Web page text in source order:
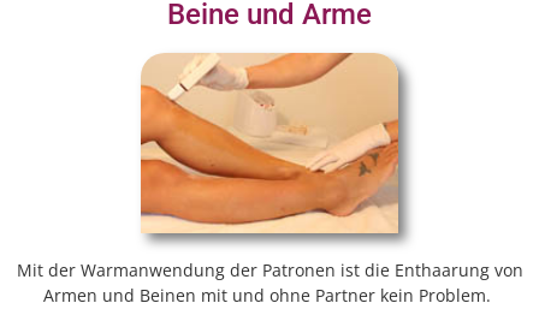
Beine und Arme
Mit der Warmanwendung der Patronen ist die Enthaarung von
Armen und Beinen mit und ohne Partner kein Problem.